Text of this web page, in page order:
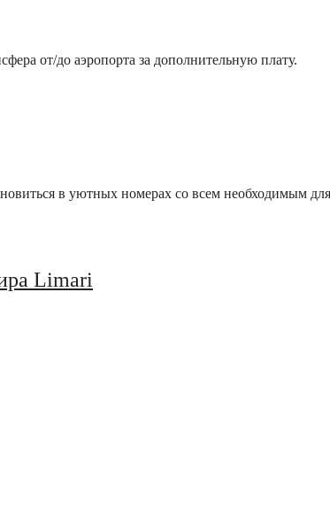
от/до аэропорта за дополнительную плату.
в уютных номерах со всем необходимым
Limari